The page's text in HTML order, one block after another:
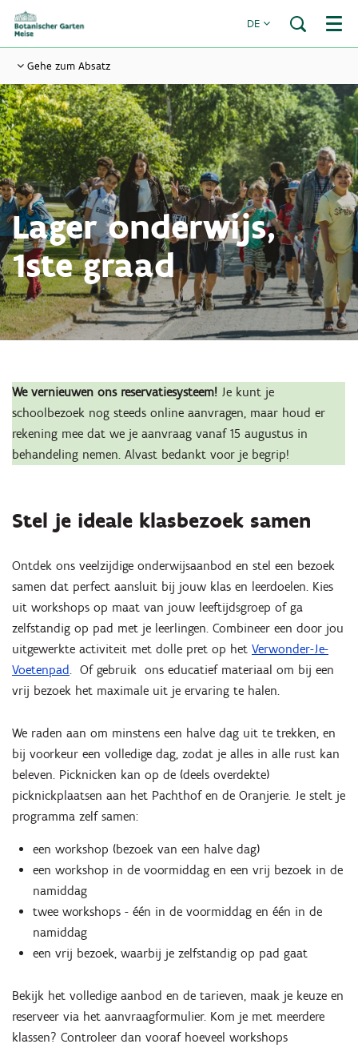
DE Menü
Gehe zum Absatz
Lager onderwijs,
1ste graad
We vernieuwen ons reservatiesysteem! Je kunt je
schoolbezoek nog steeds online aanvragen, maar houd er
rekening mee dat we je aanvraag vanaf 15 augustus in
behandeling nemen. Alvast bedankt voor je begrip!
Stel je ideale klasbezoek samen
Ontdek ons veelzijdige onderwijsaanbod en stel een bezoek
samen dat perfect aansluit bij jouw klas en leerdoelen. Kies
uit workshops op maat van jouw leeftijdsgroep of ga
zelfstandig op pad met je leerlingen. Combineer een door jou
uitgewerkte activiteit met dolle pret op het Verwonder-Je-
Voetenpad. Of gebruik ons educatief materiaal om bij een
vrij bezoek het maximale uit je ervaring te halen.
We raden aan om minstens een halve dag uit te trekken, en
bij voorkeur een volledige dag, zodat je alles in alle rust kan
beleven. Picknicken kan op de (deels overdekte)
picknickplaatsen aan het Pachthof en de Oranjerie. Je stelt je
programma zelf samen:
een workshop (bezoek van een halve dag)
een workshop in de voormiddag en een vrij bezoek in de
namiddag
twee workshops - één in de voormiddag en één in de
namiddag
een vrij bezoek, waarbij je zelfstandig op pad gaat
Bekijk het volledige aanbod en de tarieven, maak je keuze en
reserveer via het aanvraagformulier. Kom je met meerdere
klassen? Controleer dan vooraf hoeveel workshops